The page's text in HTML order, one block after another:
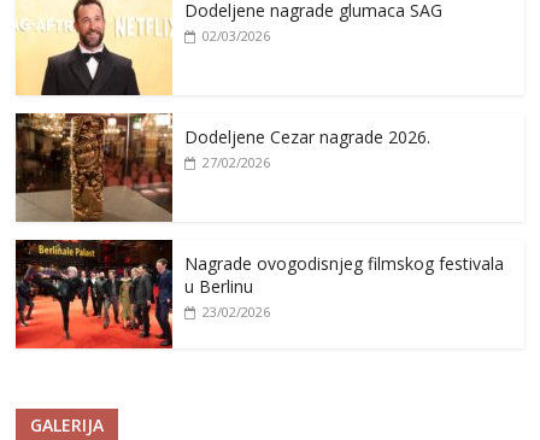
Dodeljene nagrade glumaca SAG
02/03/2026
Dodeljene Cezar nagrade 2026.
27/02/2026
Nagrade ovogodisnjeg filmskog festivala
u Berlinu
23/02/2026
GALERIJA